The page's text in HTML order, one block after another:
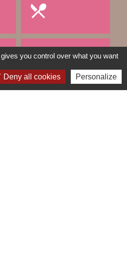
local_dining
VOS DÉMARCHES
account_balance
you control over what you want
Deny all cookies Personalize